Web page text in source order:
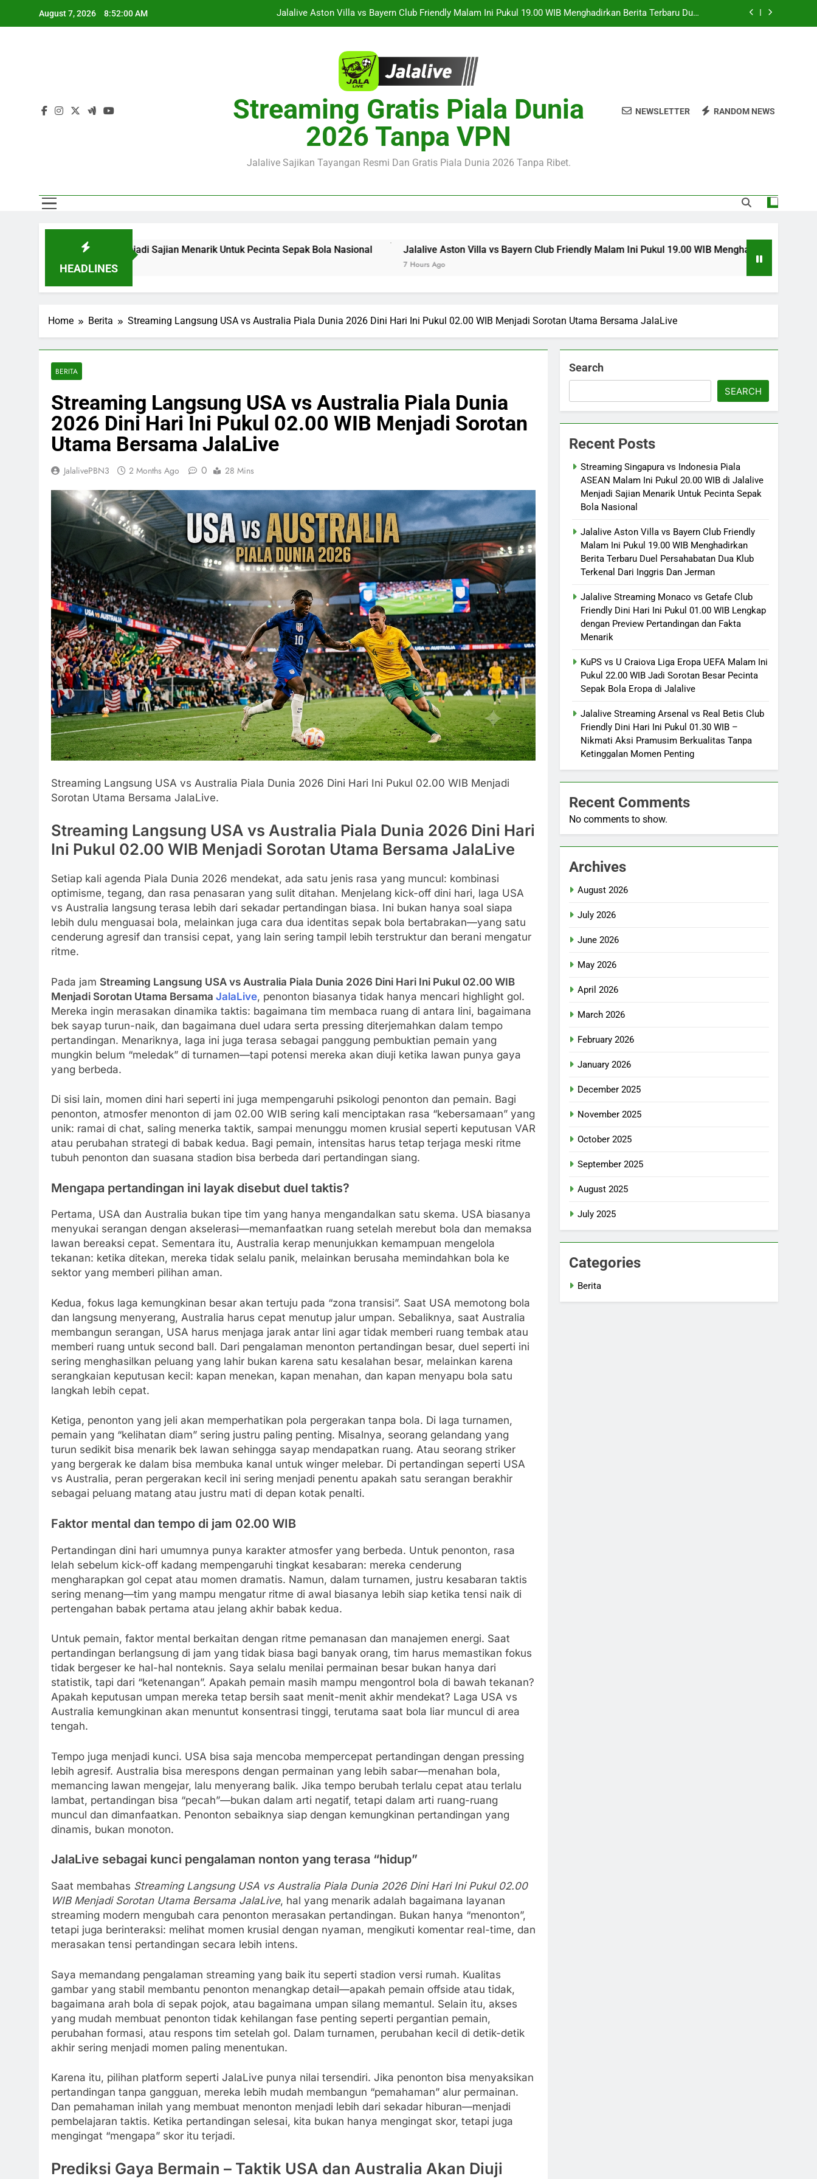
August 7, 2026 8:52:01 AM
Jalalive Streaming Monaco vs Getafe Club Friendly Dini Hari Ini Pukul 01.00 WIB Lengkap dengan Preview
Streaming Singapura vs Indonesia Piala ASEAN Malam Ini Pukul 20.00 WIB di Jalalive Menjadi Sajian
Jalalive Aston Villa vs Bayern Club Friendly Malam Ini Pukul 19.00 WIB Menghadirkan Berita Terbaru Duel
Persahabatan Dua Klub Terkenal Dari Inggris Dan Jerman
Jalalive Streaming Monaco vs Getafe Club Friendly Dini Hari Ini Pukul 01.00 WIB Lengkap dengan Preview
KuPS vs U Craiova Liga Eropa UEFA Malam Ini Pukul 22.00 WIB Jadi Sorotan Besar Pecinta Sepak Bola
Streaming Gratis Piala Dunia
2026 Tanpa VPN
Jalalive Sajikan Tayangan Resmi Dan Gratis Piala Dunia 2026 Tanpa Ribet.
NEWSLETTER RANDOM NEWS
HEADLINES
Menjadi Sajian Menarik Untuk Pecinta Sepak Bola Nasional Jalalive Aston Villa vs Bayern Club Friendly Malam Ini Pukul 19.00 WIB Menghadirkan Berita Terbaru Duel
Home Berita Streaming Langsung USA vs Australia Piala Dunia 2026 Dini Hari Ini Pukul 02.00 WIB Menjadi Sorotan Utama Bersama JalaLive
BERITA
Streaming Langsung USA vs Australia Piala Dunia
2026 Dini Hari Ini Pukul 02.00 WIB Menjadi Sorotan
Utama Bersama JalaLive
JalalivePBN3 2 Months Ago 0 28 Mins
Streaming Langsung USA vs Australia Piala Dunia 2026 Dini Hari Ini Pukul 02.00 WIB Menjadi
Sorotan Utama Bersama JalaLive.
Streaming Langsung USA vs Australia Piala Dunia 2026 Dini Hari
Ini Pukul 02.00 WIB Menjadi Sorotan Utama Bersama JalaLive
Setiap kali agenda Piala Dunia 2026 mendekat, ada satu jenis rasa yang muncul: kombinasi
optimisme, tegang, dan rasa penasaran yang sulit ditahan. Menjelang kick-off dini hari, laga USA
vs Australia langsung terasa lebih dari sekadar pertandingan biasa. Ini bukan hanya soal siapa
lebih dulu menguasai bola, melainkan juga cara dua identitas sepak bola bertabrakan—yang satu
cenderung agresif dan transisi cepat, yang lain sering tampil lebih terstruktur dan berani mengatur
ritme.
Pada jam Streaming Langsung USA vs Australia Piala Dunia 2026 Dini Hari Ini Pukul 02.00 WIB
Menjadi Sorotan Utama Bersama JalaLive, penonton biasanya tidak hanya mencari highlight gol.
Mereka ingin merasakan dinamika taktis: bagaimana tim membaca ruang di antara lini, bagaimana
bek sayap turun-naik, dan bagaimana duel udara serta pressing diterjemahkan dalam tempo
pertandingan. Menariknya, laga ini juga terasa sebagai panggung pembuktian pemain yang
mungkin belum “meledak” di turnamen—tapi potensi mereka akan diuji ketika lawan punya gaya
yang berbeda.
Di sisi lain, momen dini hari seperti ini juga mempengaruhi psikologi penonton dan pemain. Bagi
penonton, atmosfer menonton di jam 02.00 WIB sering kali menciptakan rasa “kebersamaan” yang
unik: ramai di chat, saling menerka taktik, sampai menunggu momen krusial seperti keputusan VAR
atau perubahan strategi di babak kedua. Bagi pemain, intensitas harus tetap terjaga meski ritme
tubuh penonton dan suasana stadion bisa berbeda dari pertandingan siang.
Mengapa pertandingan ini layak disebut duel taktis?
Pertama, USA dan Australia bukan tipe tim yang hanya mengandalkan satu skema. USA biasanya
menyukai serangan dengan akselerasi—memanfaatkan ruang setelah merebut bola dan memaksa
lawan bereaksi cepat. Sementara itu, Australia kerap menunjukkan kemampuan mengelola
tekanan: ketika ditekan, mereka tidak selalu panik, melainkan berusaha memindahkan bola ke
sektor yang memberi pilihan aman.
Kedua, fokus laga kemungkinan besar akan tertuju pada “zona transisi”. Saat USA memotong bola
dan langsung menyerang, Australia harus cepat menutup jalur umpan. Sebaliknya, saat Australia
membangun serangan, USA harus menjaga jarak antar lini agar tidak memberi ruang tembak atau
memberi ruang untuk second ball. Dari pengalaman menonton pertandingan besar, duel seperti ini
sering menghasilkan peluang yang lahir bukan karena satu kesalahan besar, melainkan karena
serangkaian keputusan kecil: kapan menekan, kapan menahan, dan kapan menyapu bola satu
langkah lebih cepat.
Ketiga, penonton yang jeli akan memperhatikan pola pergerakan tanpa bola. Di laga turnamen,
pemain yang “kelihatan diam” sering justru paling penting. Misalnya, seorang gelandang yang
turun sedikit bisa menarik bek lawan sehingga sayap mendapatkan ruang. Atau seorang striker
yang bergerak ke dalam bisa membuka kanal untuk winger melebar. Di pertandingan seperti USA
vs Australia, peran pergerakan kecil ini sering menjadi penentu apakah satu serangan berakhir
sebagai peluang matang atau justru mati di depan kotak penalti.
Faktor mental dan tempo di jam 02.00 WIB
Pertandingan dini hari umumnya punya karakter atmosfer yang berbeda. Untuk penonton, rasa
lelah sebelum kick-off kadang mempengaruhi tingkat kesabaran: mereka cenderung
mengharapkan gol cepat atau momen dramatis. Namun, dalam turnamen, justru kesabaran taktis
sering menang—tim yang mampu mengatur ritme di awal biasanya lebih siap ketika tensi naik di
pertengahan babak pertama atau jelang akhir babak kedua.
Untuk pemain, faktor mental berkaitan dengan ritme pemanasan dan manajemen energi. Saat
pertandingan berlangsung di jam yang tidak biasa bagi banyak orang, tim harus memastikan fokus
tidak bergeser ke hal-hal nonteknis. Saya selalu menilai permainan besar bukan hanya dari
statistik, tapi dari “ketenangan”. Apakah pemain masih mampu mengontrol bola di bawah tekanan?
Apakah keputusan umpan mereka tetap bersih saat menit-menit akhir mendekat? Laga USA vs
Australia kemungkinan akan menuntut konsentrasi tinggi, terutama saat bola liar muncul di area
tengah.
Tempo juga menjadi kunci. USA bisa saja mencoba mempercepat pertandingan dengan pressing
lebih agresif. Australia bisa merespons dengan permainan yang lebih sabar—menahan bola,
memancing lawan mengejar, lalu menyerang balik. Jika tempo berubah terlalu cepat atau terlalu
lambat, pertandingan bisa “pecah”—bukan dalam arti negatif, tetapi dalam arti ruang-ruang
muncul dan dimanfaatkan. Penonton sebaiknya siap dengan kemungkinan pertandingan yang
dinamis, bukan monoton.
JalaLive sebagai kunci pengalaman nonton yang terasa “hidup”
Saat membahas Streaming Langsung USA vs Australia Piala Dunia 2026 Dini Hari Ini Pukul 02.00
WIB Menjadi Sorotan Utama Bersama JalaLive, hal yang menarik adalah bagaimana layanan
streaming modern mengubah cara penonton merasakan pertandingan. Bukan hanya “menonton”,
tetapi juga berinteraksi: melihat momen krusial dengan nyaman, mengikuti komentar real-time, dan
merasakan tensi pertandingan secara lebih intens.
Saya memandang pengalaman streaming yang baik itu seperti stadion versi rumah. Kualitas
gambar yang stabil membantu penonton menangkap detail—apakah pemain offside atau tidak,
bagaimana arah bola di sepak pojok, atau bagaimana umpan silang memantul. Selain itu, akses
yang mudah membuat penonton tidak kehilangan fase penting seperti pergantian pemain,
perubahan formasi, atau respons tim setelah gol. Dalam turnamen, perubahan kecil di detik-detik
akhir sering menjadi momen paling menentukan.
Karena itu, pilihan platform seperti JalaLive punya nilai tersendiri. Jika penonton bisa menyaksikan
pertandingan tanpa gangguan, mereka lebih mudah membangun “pemahaman” alur permainan.
Dan pemahaman inilah yang membuat menonton menjadi lebih dari sekadar hiburan—menjadi
pembelajaran taktis. Ketika pertandingan selesai, kita bukan hanya mengingat skor, tetapi juga
mengingat “mengapa” skor itu terjadi.
Prediksi Gaya Bermain – Taktik USA dan Australia Akan Diuji
Search
SEARCH
Recent Posts
Streaming Singapura vs Indonesia Piala
ASEAN Malam Ini Pukul 20.00 WIB di Jalalive
Menjadi Sajian Menarik Untuk Pecinta Sepak
Bola Nasional
Jalalive Aston Villa vs Bayern Club Friendly
Malam Ini Pukul 19.00 WIB Menghadirkan
Berita Terbaru Duel Persahabatan Dua Klub
Terkenal Dari Inggris Dan Jerman
Jalalive Streaming Monaco vs Getafe Club
Friendly Dini Hari Ini Pukul 01.00 WIB Lengkap
dengan Preview Pertandingan dan Fakta
Menarik
KuPS vs U Craiova Liga Eropa UEFA Malam Ini
Pukul 22.00 WIB Jadi Sorotan Besar Pecinta
Sepak Bola Eropa di Jalalive
Jalalive Streaming Arsenal vs Real Betis Club
Friendly Dini Hari Ini Pukul 01.30 WIB –
Nikmati Aksi Pramusim Berkualitas Tanpa
Ketinggalan Momen Penting
Recent Comments
No comments to show.
Archives
August 2026
July 2026
June 2026
May 2026
April 2026
March 2026
February 2026
January 2026
December 2025
November 2025
October 2025
September 2025
August 2025
July 2025
Categories
Berita